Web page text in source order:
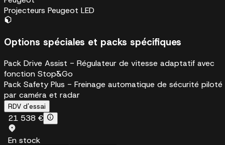
Projecteurs Peugeot LED
Options spéciales et packs spécifiques
Pack Drive Assist - Régulateur de vitesse adaptatif avec
fonction Stop&Go
Pack Safety Plus - Freinage automatique de sécurité piloté
par caméra et radar
RDV d'essai
21 538 €
En stock